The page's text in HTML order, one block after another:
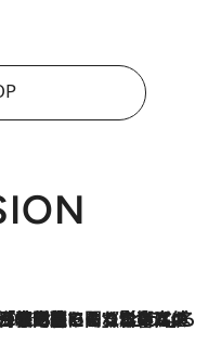
てられない…」「サーチャージ料の高値が続いている」ホルムズ海峡封鎖による影響はいつまで続く？《エネルギー専門家に聞く“どうなる日本の暮らし”》